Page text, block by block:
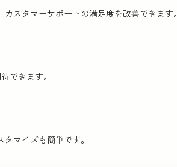
スタマーサポートの満足度を改善できます。
できます。
マイズも簡単です。